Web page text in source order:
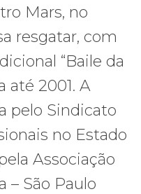
Mars, no
resgatar, com
“Baile da
até 2001. A
pelo Sindicato
no Estado
Associação
– São Paulo